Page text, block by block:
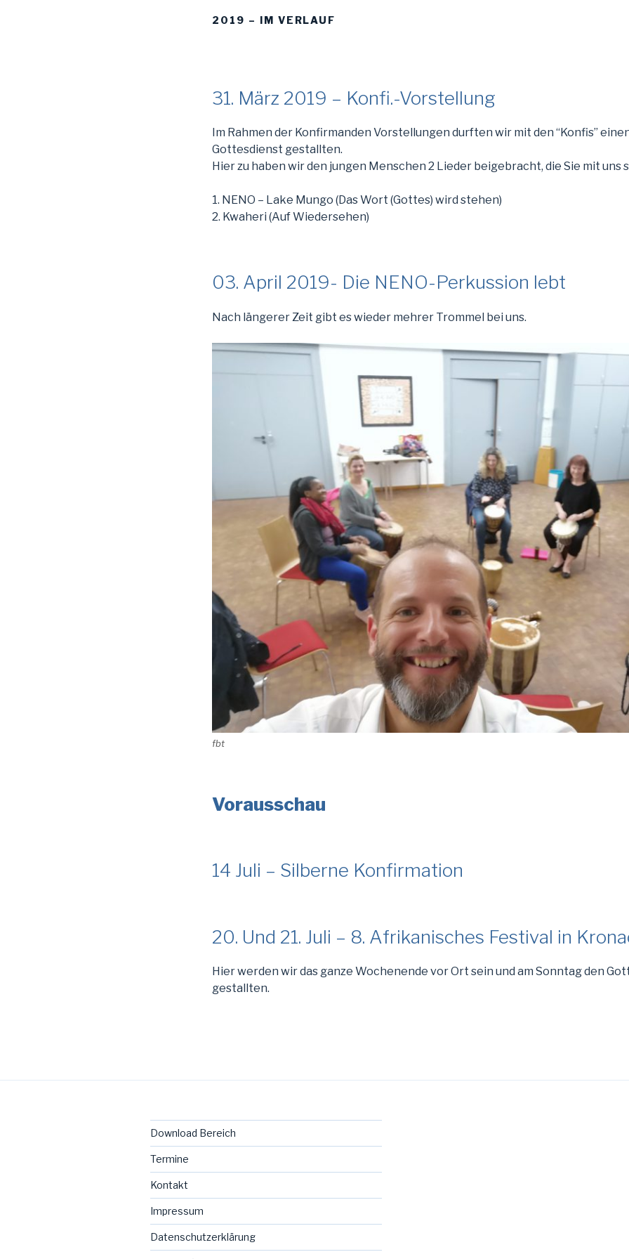
2019 – IM VERLAUF
31. März 2019 – Konfi.-Vorstellung
Im Rahmen der Konfirmanden Vorstellungen durften wir mit den “Konfis”
Gottesdienst gestallten.
Hier zu haben wir den jungen Menschen 2 Lieder beigebracht, die Sie mit uns
1. NENO – Lake Mungo (Das Wort (Gottes) wird stehen)
2. Kwaheri (Auf Wiedersehen)
03. April 2019- Die NENO-Perkussion lebt
Nach längerer Zeit gibt es wieder mehrer Trommel bei uns.
fbt
Vorausschau
14 Juli – Silberne Konfirmation
20. Und 21. Juli – 8. Afrikanisches Festival in
Hier werden wir das ganze Wochenende vor Ort sein und am Sonntag den
gestallten.
Download Bereich
Termine
Kontakt
Impressum
Datenschutzerklärung